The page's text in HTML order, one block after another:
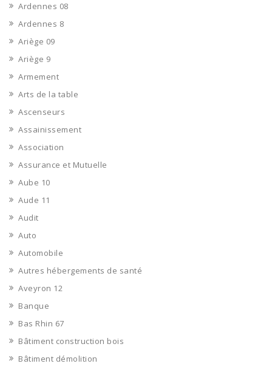
Ardennes 08
Ardennes 8
Ariège 09
Ariège 9
Armement
Arts de la table
Ascenseurs
Assainissement
Association
Assurance et Mutuelle
Aube 10
Aude 11
Audit
Auto
Automobile
Autres hébergements de santé
Aveyron 12
Banque
Bas Rhin 67
Bâtiment construction bois
Bâtiment démolition